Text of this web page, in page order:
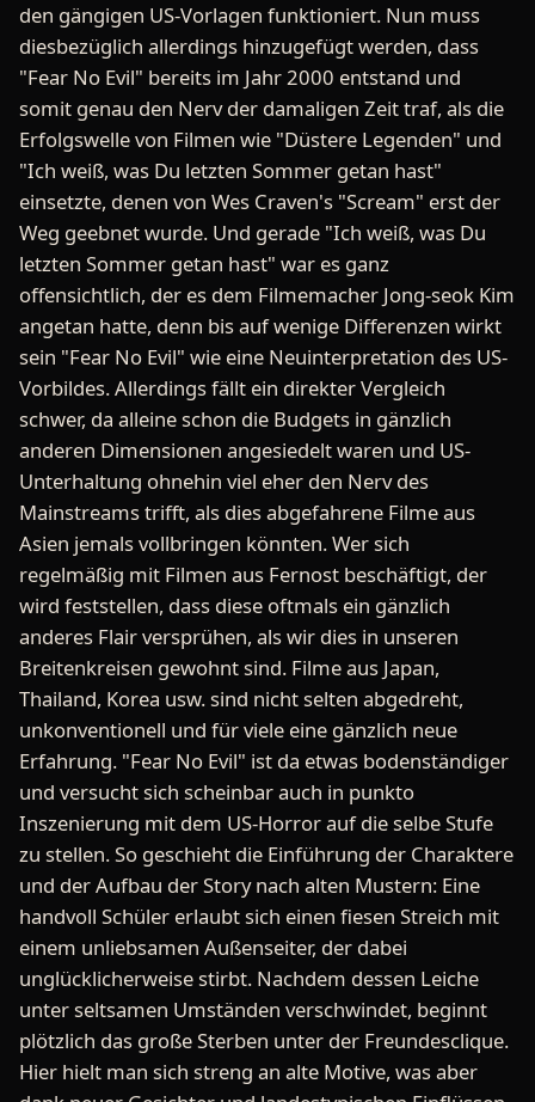
den gängigen US-Vorlagen funktioniert. Nun muss
diesbezüglich allerdings hinzugefügt werden, dass
"Fear No Evil" bereits im Jahr 2000 entstand und
somit genau den Nerv der damaligen Zeit traf, als die
Erfolgswelle von Filmen wie "Düstere Legenden" und
"Ich weiß, was Du letzten Sommer getan hast"
einsetzte, denen von Wes Craven's "Scream" erst der
Weg geebnet wurde. Und gerade "Ich weiß, was Du
letzten Sommer getan hast" war es ganz
offensichtlich, der es dem Filmemacher Jong-seok Kim
angetan hatte, denn bis auf wenige Differenzen wirkt
sein "Fear No Evil" wie eine Neuinterpretation des US-
Vorbildes. Allerdings fällt ein direkter Vergleich
schwer, da alleine schon die Budgets in gänzlich
anderen Dimensionen angesiedelt waren und US-
Unterhaltung ohnehin viel eher den Nerv des
Mainstreams trifft, als dies abgefahrene Filme aus
Asien jemals vollbringen könnten. Wer sich
regelmäßig mit Filmen aus Fernost beschäftigt, der
wird feststellen, dass diese oftmals ein gänzlich
anderes Flair versprühen, als wir dies in unseren
Breitenkreisen gewohnt sind. Filme aus Japan,
Thailand, Korea usw. sind nicht selten abgedreht,
unkonventionell und für viele eine gänzlich neue
Erfahrung. "Fear No Evil" ist da etwas bodenständiger
und versucht sich scheinbar auch in punkto
Inszenierung mit dem US-Horror auf die selbe Stufe
zu stellen. So geschieht die Einführung der Charaktere
und der Aufbau der Story nach alten Mustern: Eine
handvoll Schüler erlaubt sich einen fiesen Streich mit
einem unliebsamen Außenseiter, der dabei
unglücklicherweise stirbt. Nachdem dessen Leiche
unter seltsamen Umständen verschwindet, beginnt
plötzlich das große Sterben unter der Freundesclique.
Hier hielt man sich streng an alte Motive, was aber